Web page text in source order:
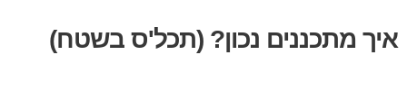
איך מתכננים נכון? (תכל'ס בשטח)